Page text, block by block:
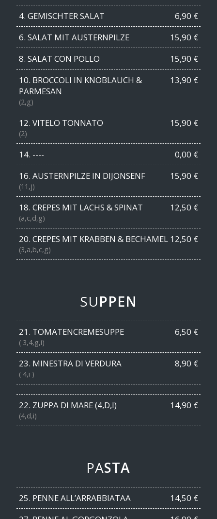
4. GEMISCHTER SALAT
6,90 €
6. SALAT MIT AUSTERNPILZE
15,90 €
8. SALAT CON POLLO
15,90 €
10. BROCCOLI IN KNOBLAUCH &
PARMESAN
13,90 €
(2,g)
12. VITELO TONNATO 15,90 €
(2)
14. ----
0,00 €
16. AUSTERNPILZE IN DIJONSENF
15,90 €
(11,j)
18. CREPES MIT LACHS & SPINAT 12,50 €
(a,c,d,g)
20. CREPES MIT KRABBEN & BECHAMEL 12,50 €
(3,a,b,c,g)
SUPPEN
21. TOMATENCREMESUPPE 6,50 €
( 3,4,g,i)
23. MINESTRA DI VERDURA 8,90 €
( 4,i )
22. ZUPPA DI MARE (4,D,I) 14,90 €
(4,d,i)
PASTA
25. PENNE ALL’ARRABBIATAA
14,50 €